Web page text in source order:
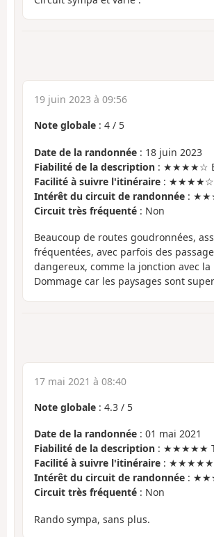
19 juin 2023 à 09:56
Note globale : 4 / 5
Date de la randonnée : 18 juin 2023
Fiabilité de la description : ★★★★☆
Facilité à suivre l'itinéraire : ★★★★☆
Intérêt du circuit de randonnée :
Circuit très fréquenté : Non
Beaucoup de routes goudronnées,
fréquentées, avec parfois des
dangereux, comme la jonction avec la
Dommage car les paysages sont
17 mai 2021 à 08:40
Note globale : 4.3 / 5
Date de la randonnée : 01 mai 2021
Fiabilité de la description : ★★★★★
Facilité à suivre l'itinéraire : ★★★★★
Intérêt du circuit de randonnée :
Circuit très fréquenté : Non
Rando sympa, sans plus.